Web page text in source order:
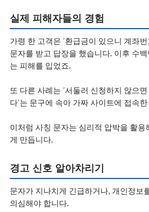
실제 피해자들의 경험
가령 한 고객은 ‘환급금이 있으니 계좌
문자를 받고 답장을 했습니다. 이후 수
는 피해를 입었죠.
또 다른 사례는 ‘서둘러 신청하지 않으
다’는 문구에 속아 가짜 사이트에 접속
이처럼 사칭 문자는 심리적 압박을 활용
게 만듭니다.
경고 신호 알아차리기
문자가 지나치게 긴급하거나, 개인정보
의심해야 합니다.